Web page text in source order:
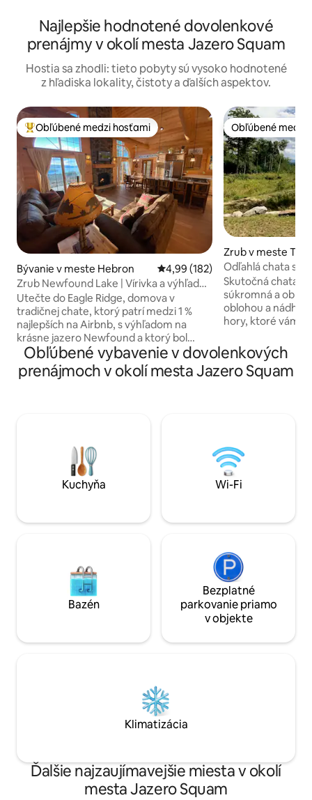
Najlepšie hodnotené dovolenkové
prenájmy v okolí mesta Jazero Squam
Hostia sa zhodli: tieto pobyty sú vysoko hodnotené
z hľadiska lokality, čistoty a ďalších aspektov.
Najobľúbenejšie medzi hosťami
Obľúbené medzi hosťami
Bývanie v meste Hebron Priemerné ohodnotenie 4,99 z
4,99 (182)
Zrub Newfound Lake | Vírivka a výhľad
na jazero
Utečte do Eagle Ridge, domova v
tradičnej chate, ktorý patrí medzi 1 %
najlepších na Airbnb, s výhľadom na
krásne jazero Newfound a ktorý bol
uvedený v časopise Log Home Living
Magazine. Relaxujte v súkromnej vírivke,
vychutnajte si nádherný výhľad na jazero
rozlohou 1,4 hektára a ponúka
ubytovanie až pre 6 hostí v troch
spálňach a dve plne vybavené kúpeľne.
Vychutnajte si centrálnu klimatizáciu,
Wi-Fi pripojenie a generátor pre celý
Obľúbené medzi
Obľúbené medzi
Zrub v meste
Odľahlá chata s
Súkromná sauna
Skutočná chata v
súkromná a
oblohou a
hory, ktoré vám
sa nachádza
Tamworth a je
pohodlie bez
Voliteľná sauna
ktorá sa
dverí, je ideálnym
Sauna je k
Obľúbené vybavenie v dovolenkových
prenájmoch v okolí mesta Jazero Squam
Kuchyňa Wi-Fi
Bazén
Bezplatné
parkovanie priamo
v objekte
Klimatizácia
Ďalšie najzaujímavejšie miesta v okolí
mesta Jazero Squam